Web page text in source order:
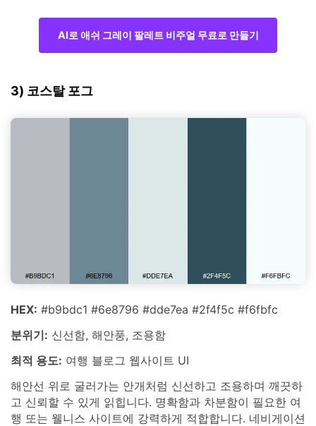
AI로 애쉬 그레이 팔레트 비주얼 무료로 만들기
3) 코스탈 포그
HEX: #b9bdc1 #6e8796 #dde7ea #2f4f5c #f6fbfc
분위기: 신선함, 해안풍, 조용함
최적 용도: 여행 블로그 웹사이트 UI
해안선 위로 굴러가는 안개처럼 신선하고 조용하며 깨끗하
고 신뢰할 수 있게 읽힙니다. 명확함과 차분함이 필요한 여
행 또는 웰니스 사이트에 강력하게 적합합니다. 네비게이션